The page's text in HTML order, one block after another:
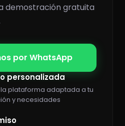
demostración gratuita
por WhatsApp
personalizada
plataforma adaptada a tu
y necesidades